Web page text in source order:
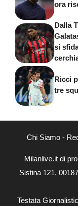
ora
Dalla
si
Ricci
tre
Chi Siamo-
Milanlive.it di
Sistina 121,
Testata